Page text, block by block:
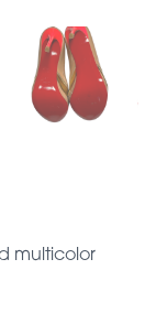
multicolor